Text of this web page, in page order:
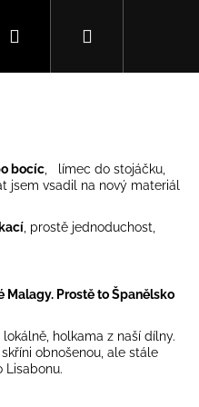
Přihlášení
bocíc , límec do stojáčku,
jsem vsadil na nový materiál
, prostě jednoduchost,
Malagy. Prostě to Španělsko
holkama z naší dílny.
obnošenou, ale stále
Lisabonu.